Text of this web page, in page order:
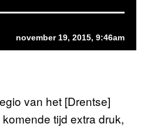
november 19, 2015, 9:46am
van het [Drentse]
tijd extra druk,